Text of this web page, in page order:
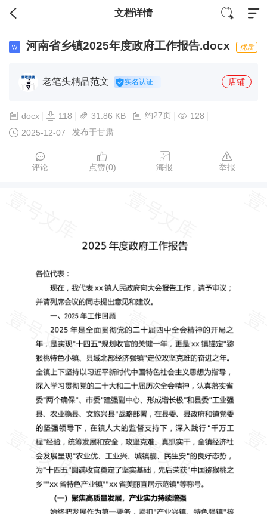
文档详情
河南省乡镇2025年度政府工作报告.docx 优质
老笔头精品范文 实名认证 店铺
docx 118 31.86 KB 约27页
128
2025-12-07
发布于甘肃
评论 点赞(0) 海报 举报